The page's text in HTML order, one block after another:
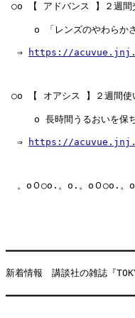
○o 【 アドバンス 】２週間
o 「レンズのやわらか
  ⇒
https://
○o 【 オアシス 】２週間使
o 長時間うるおいを保
  ⇒
https://
。oＯ○o.。o.。oＯ○o.。
新着情報　講談社の雑誌『